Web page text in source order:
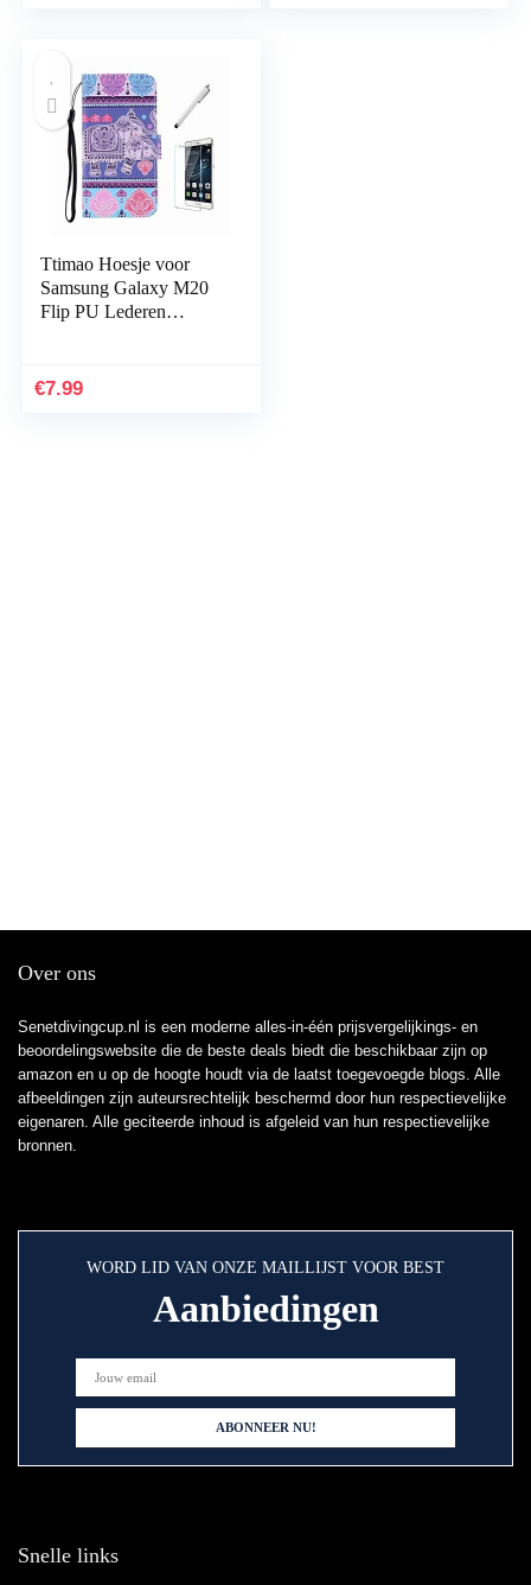
Ttimao Hoesje voor
Samsung Galaxy M20
Flip PU Lederen
Protector met
€7.99
Over ons
Senetdivingcup.nl is een moderne alles-in-één prijsvergelijkings- en
beoordelingswebsite die de beste deals biedt die beschikbaar zijn op
amazon en u op de hoogte houdt via de laatst toegevoegde blogs. Alle
afbeeldingen zijn auteursrechtelijk beschermd door hun respectievelijke
eigenaren. Alle geciteerde inhoud is afgeleid van hun respectievelijke
bronnen.
WORD LID VAN ONZE MAILLIJST VOOR BEST
Aanbiedingen
Snelle links